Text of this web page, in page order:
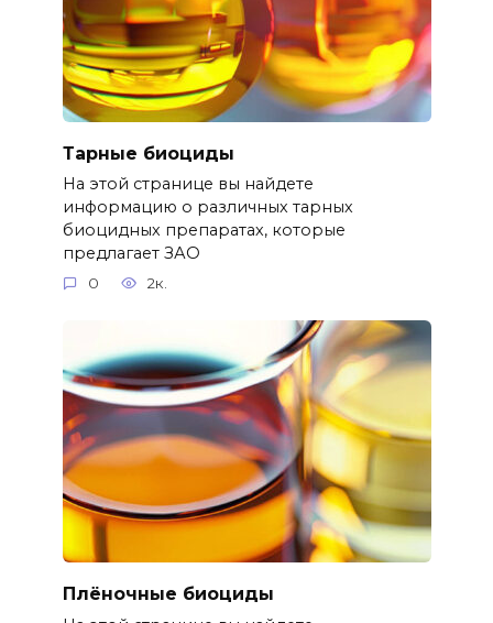
Тарные биоциды
На этой странице вы найдете
информацию о различных тарных
биоцидных препаратах, которые
предлагает ЗАО
0 2к.
Плёночные биоциды